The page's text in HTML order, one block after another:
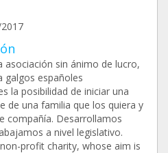
asociación sin ánimo de lucro,
galgos españoles
la posibilidad de iniciar una
de una familia que los quiera y
compañía. Desarrollamos
a nivel legislativo.
non-profit charity, whose aim is